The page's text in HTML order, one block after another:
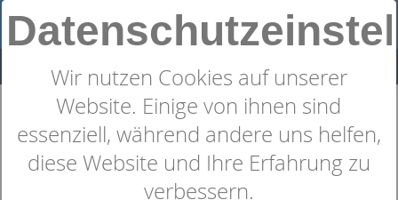
Wir nutzen Cookies auf unserer
Website. Einige von ihnen sind
essenziell, während andere uns helfen,
diese Website und Ihre Erfahrung zu
verbessern.
100 % Neuseeland-Schaffell